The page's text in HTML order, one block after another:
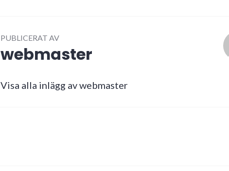
PUBLICERAT AV
webmaster
Visa alla inlägg av webmaster